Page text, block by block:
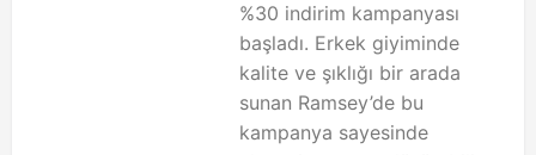
%30 indirim kampanyası
başladı. Erkek giyiminde
kalite ve şıklığı bir arada
sunan Ramsey’de bu
kampanya sayesinde